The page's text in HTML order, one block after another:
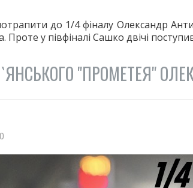
до 1/4 фіналу Олександр
Проте у півфіналі Сашко двічі
"ПРОМЕТЕЯ"